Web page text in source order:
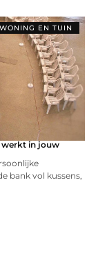
WONING EN TUIN
werkt in jouw
bank vol kussens,